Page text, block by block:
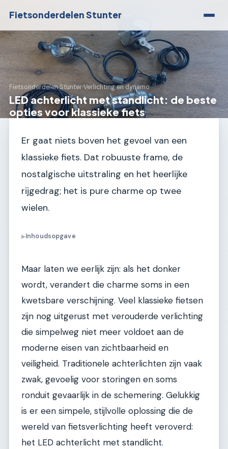
Fietsonderdelen Stunter
Fietsonderdelen Stunter›Verlichting en dynamo
LED achterlicht met standlicht: de beste
opties voor klassieke fiets
Er gaat niets boven het gevoel van een
klassieke fiets. Dat robuuste frame, de
nostalgische uitstraling en het heerlijke
rijgedrag; het is pure charme op twee
wielen.
▶Inhoudsopgave
Maar laten we eerlijk zijn: als het donker
wordt, verandert die charme soms in een
kwetsbare verschijning. Veel klassieke fietsen
zijn nog uitgerust met verouderde verlichting
die simpelweg niet meer voldoet aan de
moderne eisen van zichtbaarheid en
veiligheid. Traditionele achterlichten zijn vaak
zwak, gevoelig voor storingen en soms
ronduit gevaarlijk in de schemering. Gelukkig
is er een simpele, stijlvolle oplossing die de
wereld van fietsverlichting heeft veroverd:
het LED achterlicht met standlicht.